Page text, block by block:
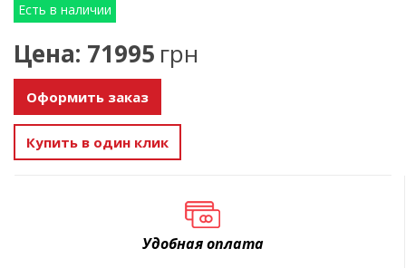
Есть в наличии
Цена: 71995 грн
Оформить заказ
Купить в один клик
Удобная оплата